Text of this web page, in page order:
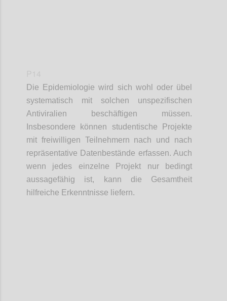
Die Epidemiologie wird sich wohl oder übel
systematisch mit solchen unspezifischen
Antiviralien beschäftigen müssen.
Insbesondere können studentische Projekte
mit freiwilligen Teilnehmern nach und nach
repräsentative Datenbestände erfassen. Auch
wenn jedes einzelne Projekt nur bedingt
aussagefähig ist, kann die Gesamtheit
hilfreiche Erkenntnisse liefern.